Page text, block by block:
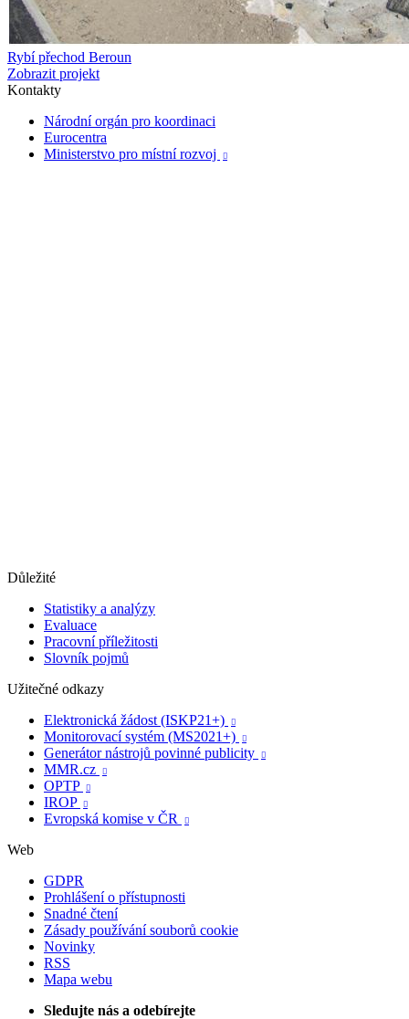
Rybí přechod Beroun
Zobrazit projekt
Kontakty
Národní orgán pro koordinaci
Eurocentra
Ministerstvo pro místní rozvoj

Důležité
Statistiky a analýzy
Evaluace
Pracovní příležitosti
Slovník pojmů
Užitečné odkazy
Elektronická žádost (ISKP21+)

Monitorovací systém (MS2021+) 
Generátor nástrojů povinné publicity 
MMR.cz 
OPTP 
IROP 
Evropská komise v ČR 
Web
GDPR
Prohlášení o přístupnosti
Snadné čtení
Zásady používání souborů cookie
Novinky
RSS
Mapa webu
Sledujte nás a odebírejte